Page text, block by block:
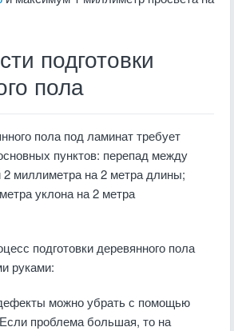
подготовки
пола
пола под ламинат требует
пунктов: перепад между
миллиметра на 2 метра длины;
уклона на 2 метра
подготовки деревянного пола
руками:
можно убрать с помощью
проблема большая, то на